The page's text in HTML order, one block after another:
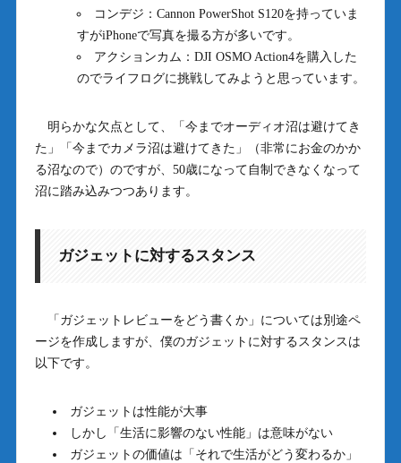
コンデジ：Cannon PowerShot S120を持っていま
すがiPhoneで写真を撮る方が多いです。
アクションカム：DJI OSMO Action4を購入した
のでライフログに挑戦してみようと思っています。
明らかな欠点として、「今までオーディオ沼は避けてき
た」「今までカメラ沼は避けてきた」（非常にお金のかか
る沼なので）のですが、50歳になって自制できなくなって
沼に踏み込みつつあります。
ガジェットに対するスタンス
「ガジェットレビューをどう書くか」については別途ペ
ージを作成しますが、僕のガジェットに対するスタンスは
以下です。
ガジェットは性能が大事
しかし「生活に影響のない性能」は意味がない
ガジェットの価値は「それで生活がどう変わるか」